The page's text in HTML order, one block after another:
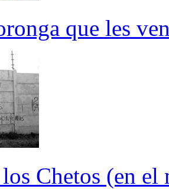
que les
Chetos (en